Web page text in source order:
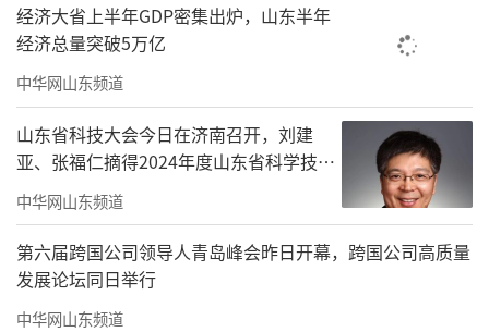
经济大省上半年GDP密集出炉，山东半年
经济总量突破5万亿
中华网山东频道
山东省科技大会今日在济南召开，刘建
亚、张福仁摘得2024年度山东省科学技术
奖最高奖！
中华网山东频道
第六届跨国公司领导人青岛峰会昨日开幕，跨国公司高质量
发展论坛同日举行
中华网山东频道